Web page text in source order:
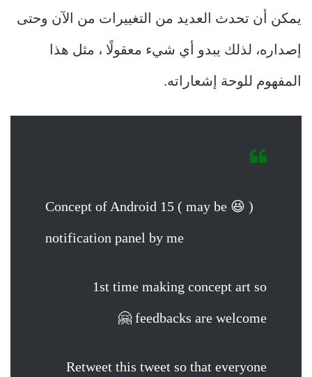
يمكن أن تحدث العديد من التغييرات من الآن وحتى
إصداره، لذلك يبدو أي شيء معقولًا ، مثل هذا
المفهوم للوحة إشعاراته.
Concept of Android 15 ( may be 😆 )
notification panel by me
1st time making concept art so
feedbacks are welcome 🤗
Retweet this tweet so that everyone